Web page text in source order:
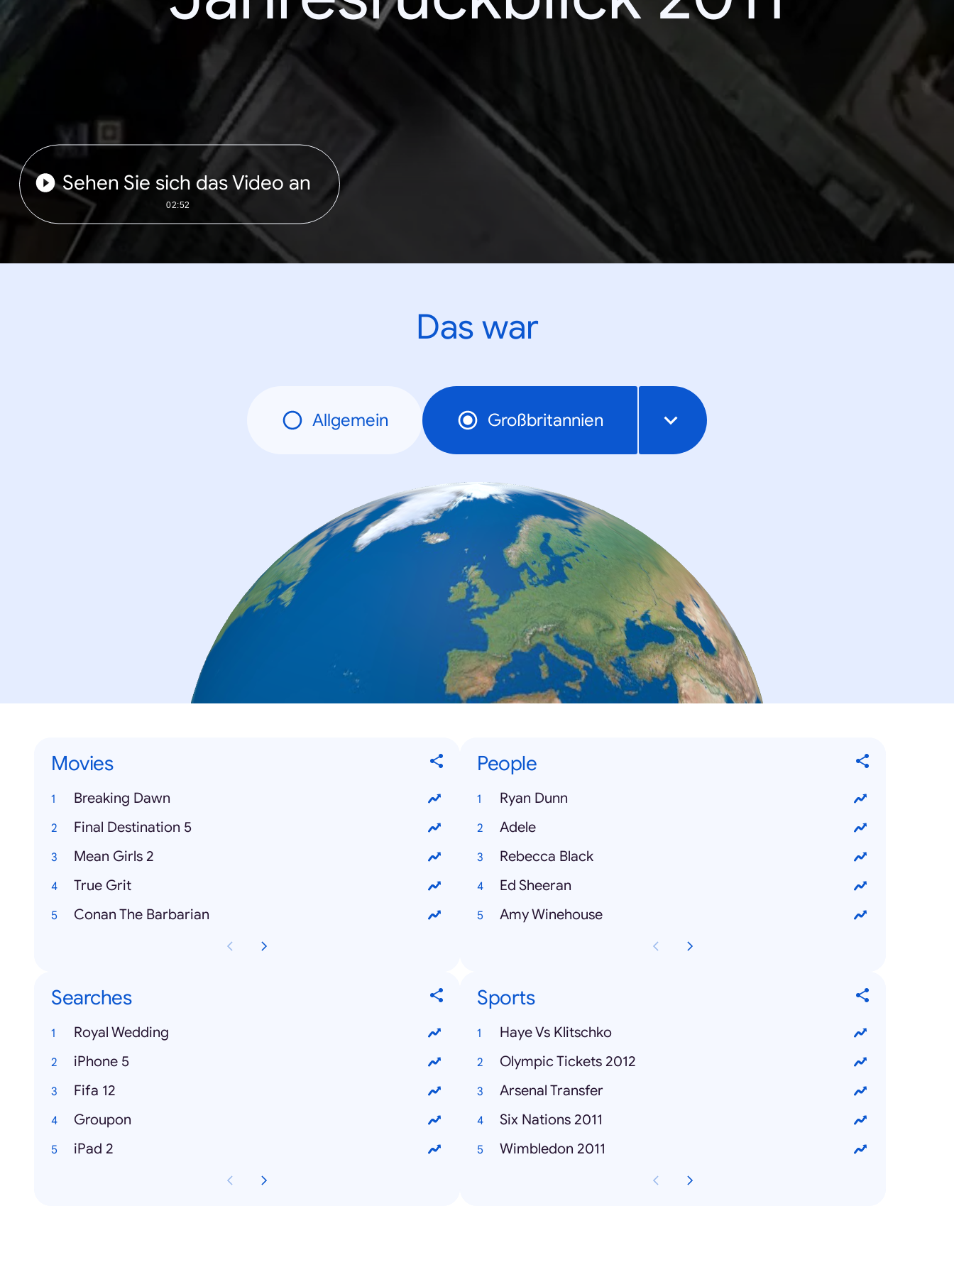
Sehen Sie sich das Video an
02:52
Das war
Allgemein Großbritannien
Movies
Breaking Dawn
Final Destination 5
Mean Girls 2
True Grit
Conan The Barbarian
People
Ryan Dunn
Adele
Rebecca Black
Ed Sheeran
Amy Winehouse
Searches
Royal Wedding
iPhone 5
Fifa 12
Groupon
iPad 2
Sports
Haye Vs Klitschko
Olympic Tickets 2012
Arsenal Transfer
Six Nations 2011
Wimbledon 2011